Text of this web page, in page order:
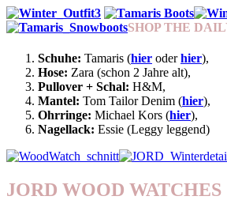
SHOP THE
Schuhe: Tamaris (hier oder hier),
Hose: Zara (schon 2 Jahre alt),
Pullover + Schal: H&M,
Mantel: Tom Tailor Denim (hier),
Ohrringe: Michael Kors (hier),
Nagellack: Essie (Leggy leggend)
JORD WOOD WATCHES